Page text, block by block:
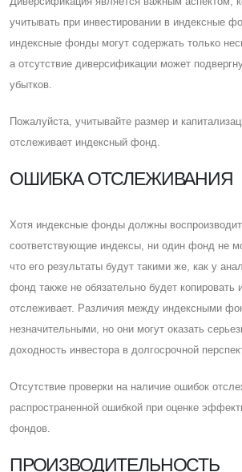
учитывать при инвестировании в индексные
индексные фонды могут содержать только
а отсутствие диверсификации может
убытков.
Пожалуйста, учитывайте размер и
отслеживает индексный фонд.
ОШИБКА ОТСЛЕЖИВАНИЯ
Хотя индексные фонды должны
соответствующие индексы, ни один фонд не
что его результаты будут такими же, как у
фонд также не обязательно будет копировать
отслеживает. Различия между индексными
незначительными, но они могут оказать
доходность инвестора в долгосрочной
Отсутствие проверки на наличие ошибок
распространенной ошибкой при оценке
фондов.
ПРОИЗВОДИТЕЛЬНОСТЬ